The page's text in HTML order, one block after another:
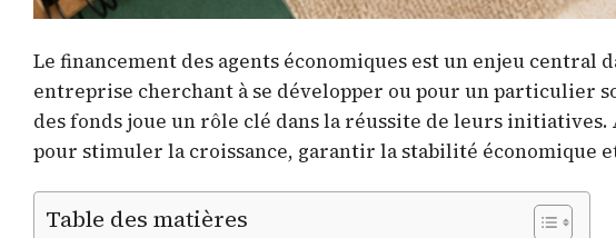
Le financement des agents économiques est un enjeu central
entreprise cherchant à se développer ou pour un particulier
des fonds joue un rôle clé dans la réussite de leurs
pour stimuler la croissance, garantir la stabilité économique
Table des matières